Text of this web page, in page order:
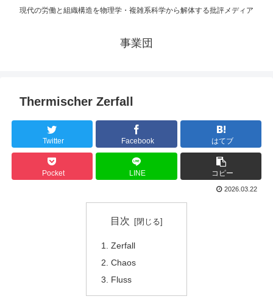
現代の労働と組織構造を物理学・複雑系科学から解体する批評メディア
事業団
Thermischer Zerfall
Twitter Facebook はてブ
Pocket LINE コピー
2026.03.22
目次
Zerfall
Chaos
Fluss